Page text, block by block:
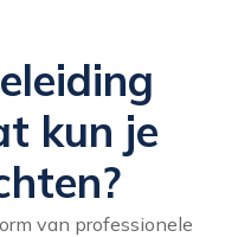
kun je
van professionele